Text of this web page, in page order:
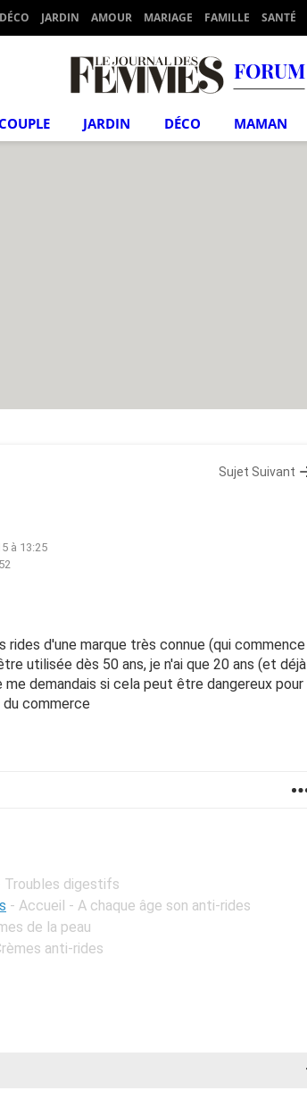
DÉCO JARDIN AMOUR MARIAGE FAMILLE SANTÉ
FORUM
JARDIN DÉCO MAMAN
Sujet Suivant
à 13:25
d'une marque très connue (qui commence
utilisée dès 50 ans, je n'ai que 20 ans (et déjà
demandais si cela peut être dangereux pour
du commerce
Troubles digestifs
- Accueil - A chaque âge son anti-rides
de la peau
anti-rides